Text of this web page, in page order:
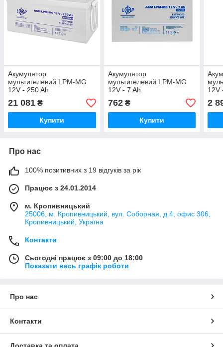
Акумулятор
мультигелевий LPM-MG
12V - 250 Ah
21 081 ₴
Купити
Акумулятор
мультигелевий LPM-MG
12V - 7 Ah
762₴
Купити
12V
2
Про нас
100% позитивних з 19 відгуків за рік
Працює з 24.01.2014
м. Кропивницький
25006, м. Кропивницький, вул. Соборная, д.4, офис 306,
Кропивницький, Україна
Контакти
Сьогодні працює з 09:00 до 18:00
Показати весь графік роботи
Про нас
Контакти